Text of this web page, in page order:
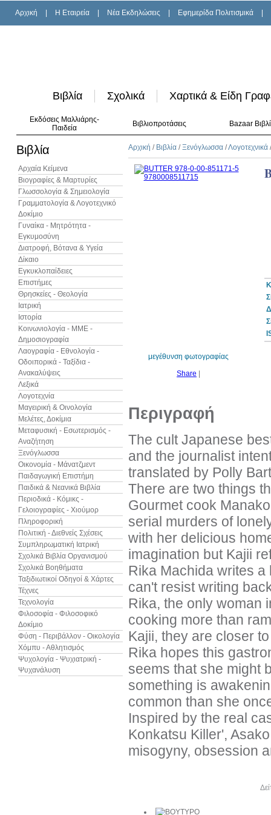
Αρχική H Εταιρεία Νέα Εκδηλώσεις Εφημερίδα Πολιτισμικά
Βιβλία Σχολικά Χαρτικά & Είδη
Εκδόσεις Μαλλιάρης-
Παιδεία
Βιβλιοπροτάσεις Bazaar
Βιβλία
Αρχαία Κείμενα
Βιογραφίες & Μαρτυρίες
Γλωσσολογία & Σημειολογία
Γραμματολογία & Λογοτεχνικό
Δοκίμιο
Γυναίκα - Μητρότητα -
Εγκυμοσύνη
Διατροφή, Βότανα & Υγεία
Δίκαιο
Εγκυκλοπαίδειες
Επιστήμες
Θρησκείες - Θεολογία
Ιατρική
Ιστορία
Κοινωνιολογία - ΜΜΕ -
Δημοσιογραφία
Λαογραφία - Εθνολογία -
Οδοιπορικά - Ταξίδια -
Ανακαλύψεις
Λεξικά
Λογοτεχνία
Μαγειρική & Οινολογία
Μελέτες, Δοκίμια
Μεταφυσική - Εσωτερισμός -
Αναζήτηση
Ξενόγλωσσα
Οικονομία - Μάνατζμεντ
Παιδαγωγική Επιστήμη
Παιδικά & Νεανικά Βιβλία
Περιοδικά - Κόμικς -
Γελοιογραφίες - Χιούμορ
Πληροφορική
Πολιτική - Διεθνείς Σχέσεις
Συμπληρωματική Ιατρική
Σχολικά Βιβλία Οργανισμού
Σχολικά Βοηθήματα
Ταξιδιωτικοί Οδηγοί & Χάρτες
Τέχνες
Τεχνολογία
Φιλοσοφία - Φιλοσοφικό
Δοκίμιο
Φύση - Περιβάλλον - Οικολογία
Χόμπυ - Αθλητισμός
Ψυχολογία - Ψυχιατρική -
Ψυχανάλυση
Αρχική / Βιβλία /Ξενόγλωσσα /Λογοτεχνικά
μεγέθυνση φωτογραφίας
Share
Περιγραφή
The cult Japanese
and the journalist
translated by Polly
There are two things
Gourmet cook
serial murders of
with her delicious
imagination but Kajii
Rika Machida writes
can't resist writing
Rika, the only woman
cooking more than
Kajii, they are closer
Rika hopes this
seems that she might
something is
common than she
Inspired by the real
Konkatsu Killer',
misogyny, obsession